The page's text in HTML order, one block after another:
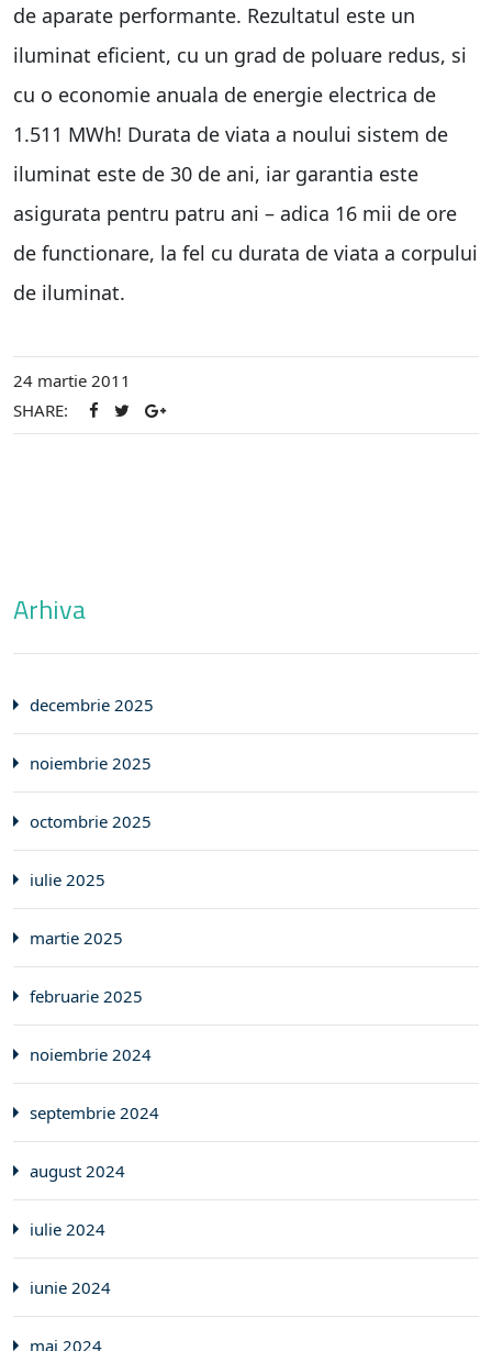
de aparate performante. Rezultatul este un
iluminat eficient, cu un grad de poluare redus, si
cu o economie anuala de energie electrica de
1.511 MWh! Durata de viata a noului sistem de
iluminat este de 30 de ani, iar garantia este
asigurata pentru patru ani – adica 16 mii de ore
de functionare, la fel cu durata de viata a corpului
de iluminat.
24 martie 2011
SHARE:
Arhiva
decembrie 2025
noiembrie 2025
octombrie 2025
iulie 2025
martie 2025
februarie 2025
noiembrie 2024
septembrie 2024
august 2024
iulie 2024
iunie 2024
mai 2024